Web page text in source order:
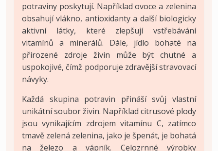
potraviny poskytují. Například ovoce a zelenina
obsahují vlákno, antioxidanty a další biologicky
aktivní látky, které zlepšují vstřebávání
vitamínů a minerálů. Dále, jídlo bohaté na
přirozené zdroje živin může být chutné a
uspokojivé, čímž podporuje zdravější stravovací
návyky.
Každá skupina potravin přináší svůj vlastní
unikátní soubor živin. Například citrusové plody
jsou vynikajícím zdrojem vitamínu C, zatímco
tmavě zelená zelenina, jako je špenát, je bohatá
na železo a vápník. Celozrnné výrobky